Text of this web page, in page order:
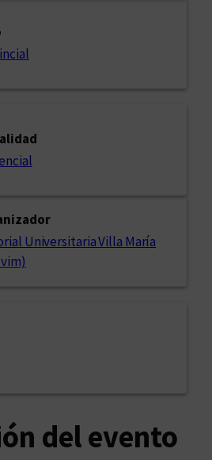
Universitaria Villa María
del evento